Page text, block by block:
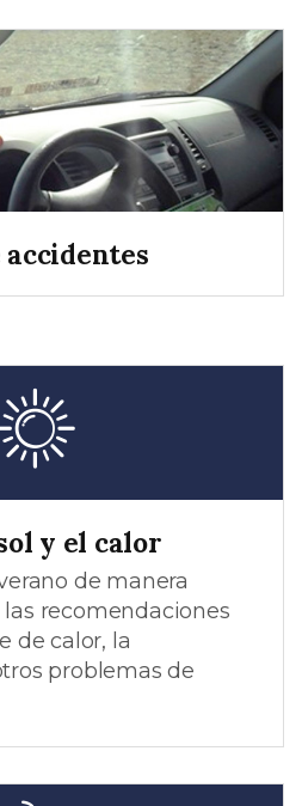
y el calor
de manera
recomendaciones
de calor, la
problemas de